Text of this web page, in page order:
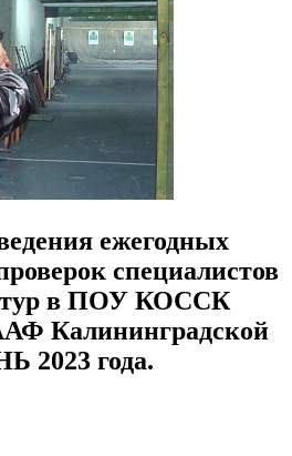
ежегодных
специалистов
в ПОУ КОССК
Калининградской
2023 года.